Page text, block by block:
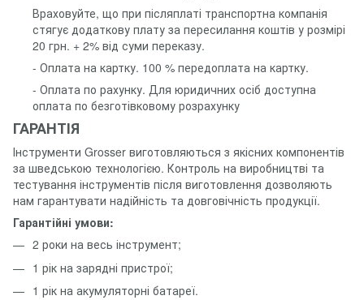
Враховуйте, що при післяплаті транспортна компанія
стягує додаткову плату за пересилання коштів у розмірі
20 грн. + 2% від суми переказу.
- Оплата на картку. 100 % передоплата на картку.
- Оплата по рахунку. Для юридичних осіб доступна
оплата по безготівковому розрахунку
ГАРАНТІЯ
Інструменти Grosser виготовляються з якісних компонентів
за шведською технологією. Контроль на виробництві та
тестування інструментів після виготовлення дозволяють
нам гарантувати надійність та довговічність продукції.
Гарантійні умови:
2 роки на весь інструмент;
1 рік на зарядні пристрої;
1 рік на акумуляторні батареї.